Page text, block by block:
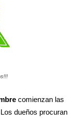
comienzan las
dueños procuran